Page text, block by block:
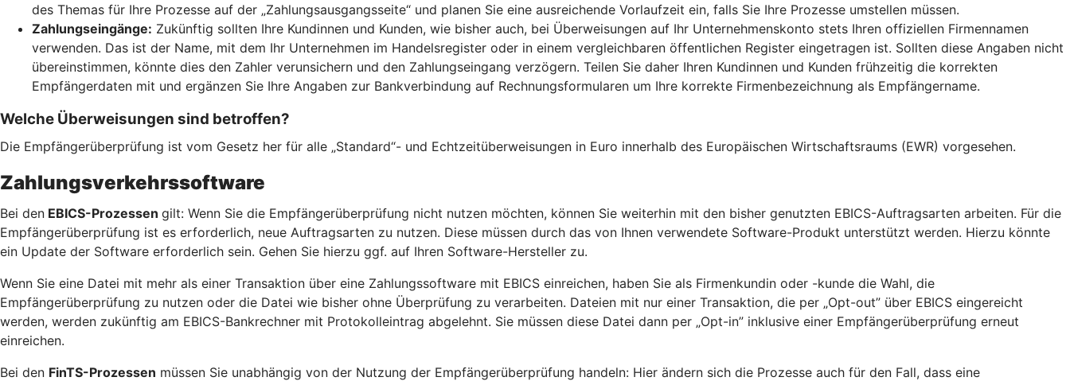
des Themas für Ihre Prozesse auf der „Zahlungsausgangsseite“ und planen Sie eine ausreichende Vorlaufzeit ein, falls Sie Ihre Prozesse umstellen müssen.
Zahlungseingänge: Zukünftig sollten Ihre Kundinnen und Kunden, wie bisher auch, bei Überweisungen auf Ihr Unternehmenskonto stets Ihren offiziellen Firmennamen
verwenden. Das ist der Name, mit dem Ihr Unternehmen im Handelsregister oder in einem vergleichbaren öffentlichen Register eingetragen ist. Sollten diese Angaben nicht
übereinstimmen, könnte dies den Zahler verunsichern und den Zahlungseingang verzögern. Teilen Sie daher Ihren Kundinnen und Kunden frühzeitig die korrekten
Empfängerdaten mit und ergänzen Sie Ihre Angaben zur Bankverbindung auf Rechnungsformularen um Ihre korrekte Firmenbezeichnung als Empfängername.
Welche Überweisungen sind betroffen?
Die Empfängerüberprüfung ist vom Gesetz her für alle „Standard“- und Echtzeitüberweisungen in Euro innerhalb des Europäischen Wirtschaftsraums (EWR) vorgesehen.
Zahlungsverkehrssoftware
Bei den EBICS-Prozessen gilt: Wenn Sie die Empfängerüberprüfung nicht nutzen möchten, können Sie weiterhin mit den bisher genutzten EBICS-Auftragsarten arbeiten. Für die
Empfängerüberprüfung ist es erforderlich, neue Auftragsarten zu nutzen. Diese müssen durch das von Ihnen verwendete Software-Produkt unterstützt werden. Hierzu könnte
ein Update der Software erforderlich sein. Gehen Sie hierzu ggf. auf Ihren Software-Hersteller zu.
Wenn Sie eine Datei mit mehr als einer Transaktion über eine Zahlungssoftware mit EBICS einreichen, haben Sie als Firmenkundin oder -kunde die Wahl, die
Empfängerüberprüfung zu nutzen oder die Datei wie bisher ohne Überprüfung zu verarbeiten. Dateien mit nur einer Transaktion, die per „Opt-out” über EBICS eingereicht
werden, werden zukünftig am EBICS-Bankrechner mit Protokolleintrag abgelehnt. Sie müssen diese Datei dann per „Opt-in” inklusive einer Empfängerüberprüfung erneut
einreichen.
Bei den FinTS-Prozessen müssen Sie unabhängig von der Nutzung der Empfängerüberprüfung handeln: Hier ändern sich die Prozesse auch für den Fall, dass eine